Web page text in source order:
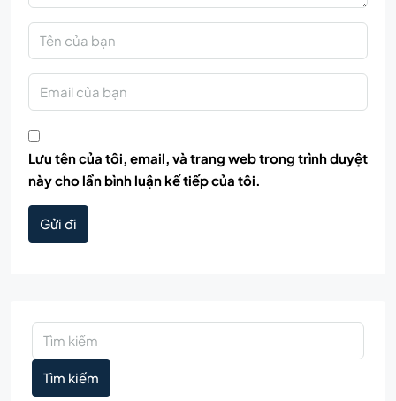
Lưu tên của tôi, email, và trang web trong trình duyệt
này cho lần bình luận kế tiếp của tôi.
Gửi đi
Tìm kiếm